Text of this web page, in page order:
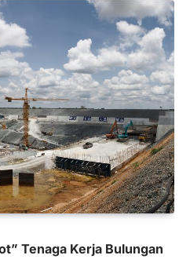
Tenaga Kerja Bulungan